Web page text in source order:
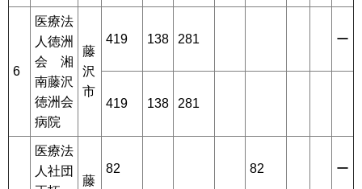
6
医療法
人徳洲
会 湘
南藤沢
徳洲会
病院
藤
沢
市
419 138 281 ー
419 138 281
医療法
人社団
藤
82 82 ー